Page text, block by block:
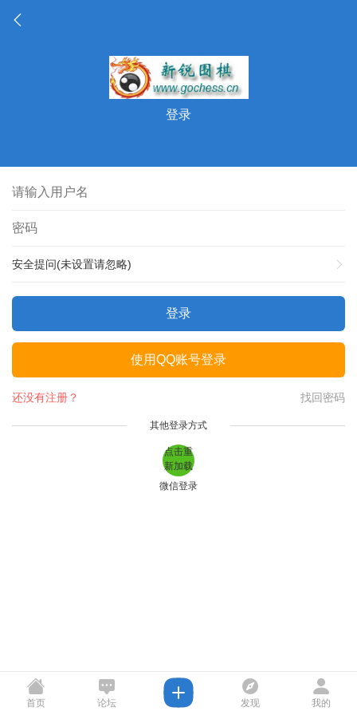
登录
安全提问(未设置请忽略)
登录
使用QQ账号登录
找回密码
还没有注册？
其他登录方式
点击重
新加载
微信登录
首页 论坛 发现 我的